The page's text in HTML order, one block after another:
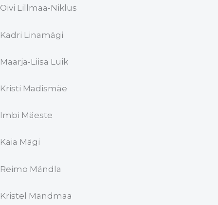
Oivi Lillmaa-Niklus
Kadri Linamägi
Maarja-Liisa Luik
Kristi Madismäe
Imbi Mäeste
Kaia Mägi
Reimo Mändla
Kristel Mändmaa